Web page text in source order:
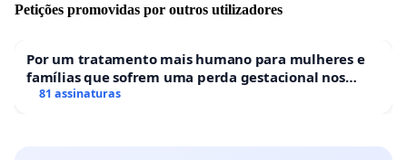
Petições promovidas por outros utilizadores
Por um tratamento mais humano para mulheres e
famílias que sofrem uma perda gestacional nos
hospitais portugueses
81 assinaturas